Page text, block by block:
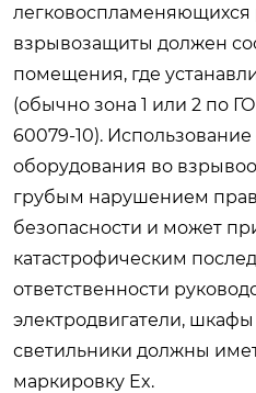
легковоспламеняющихся
взрывозащиты должен
помещения, где
(обычно зона 1 или 2 по
60079-10).
оборудования во
грубым нарушением
безопасности и может
катастрофическим
ответственности
электродвигатели,
светильники должны
маркировку Ex.